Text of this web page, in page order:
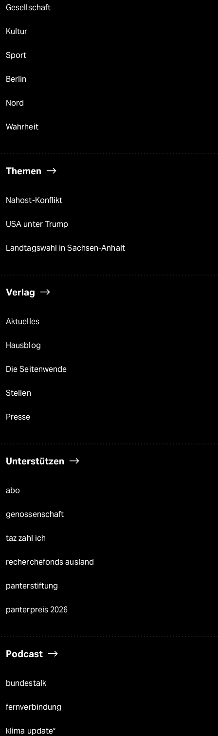
Gesellschaft
Kultur
Sport
Berlin
Nord
Wahrheit
Themen
Nahost-Konflikt
USA unter Trump
Landtagswahl in Sachsen-Anhalt
Verlag
Aktuelles
Hausblog
Die Seitenwende
Stellen
Presse
Unterstützen
abo
genossenschaft
taz zahl ich
recherchefonds ausland
panterstiftung
panterpreis 2026
Podcast
bundestalk
fernverbindung
klima update°